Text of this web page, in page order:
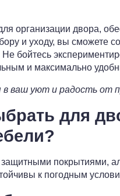
организации двора,
и уходу, вы сможете
бойтесь
и максимально
ваш уют и радость от
для
защитными покрытиями,
к погодным